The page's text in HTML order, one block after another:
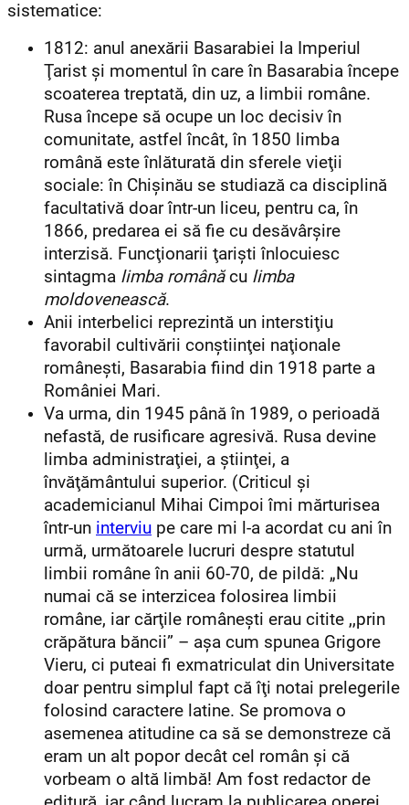
sistematice:
1812: anul anexării Basarabiei la Imperiul
Ţarist şi momentul în care în Basarabia începe
scoaterea treptată, din uz, a limbii române.
Rusa începe să ocupe un loc decisiv în
comunitate, astfel încât, în 1850 limba
română este înlăturată din sferele vieţii
sociale: în Chişinău se studiază ca disciplină
facultativă doar într-un liceu, pentru ca, în
1866, predarea ei să fie cu desăvârşire
interzisă. Funcţionarii ţarişti înlocuiesc
sintagma limba românăcu limba
moldovenească.
Anii interbelici reprezintă un interstiţiu
favorabil cultivării conştiinţei naţionale
româneşti, Basarabia fiind din 1918 parte a
României Mari.
Va urma, din 1945 până în 1989, o perioadă
nefastă, de rusificare agresivă. Rusa devine
limba administraţiei, a ştiinţei, a
învăţământului superior. (Criticul și
academicianul Mihai Cimpoi îmi mărturisea
într-un interviu pe care mi l-a acordat cu ani în
urmă, următoarele lucruri despre statutul
limbii române în anii 60-70, de pildă: „Nu
numai că se interzicea folosirea limbii
române, iar cărţile româneşti erau citite ,,prin
crăpătura băncii” – aşa cum spunea Grigore
Vieru, ci puteai fi exmatriculat din Universitate
doar pentru simplul fapt că îţi notai prelegerile
folosind caractere latine. Se promova o
asemenea atitudine ca să se demonstreze că
eram un alt popor decât cel român şi că
vorbeam o altă limbă! Am fost redactor de